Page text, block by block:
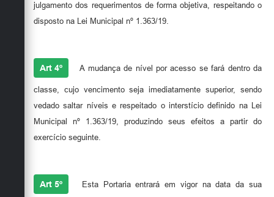
julgamento dos requerimentos de forma objetiva, respeitando o
disposto na Lei Municipal nº 1.363/19.
Art 4º A mudança de nível por acesso se fará dentro da
classe, cujo vencimento seja imediatamente superior, sendo
vedado saltar níveis e respeitado o interstício definido na Lei
Municipal nº 1.363/19, produzindo seus efeitos a partir do
exercício seguinte.
Art 5º Esta Portaria entrará em vigor na data da sua